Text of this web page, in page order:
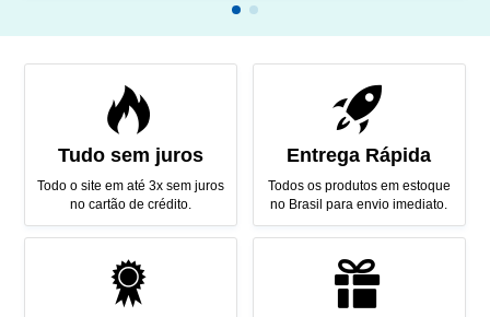
Tudo sem juros
Todo o site em até 3x sem juros
no cartão de crédito.
Entrega Rápida
Todos os produtos em estoque
no Brasil para envio imediato.